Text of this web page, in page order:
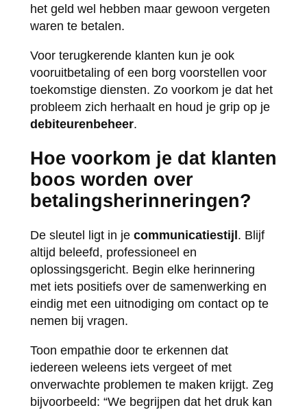
het geld wel hebben maar gewoon vergeten
waren te betalen.
Voor terugkerende klanten kun je ook
vooruitbetaling of een borg voorstellen voor
toekomstige diensten. Zo voorkom je dat het
probleem zich herhaalt en houd je grip op je
debiteurenbeheer.
Hoe voorkom je dat klanten
boos worden over
betalingsherinneringen?
De sleutel ligt in je communicatiestijl . Blijf
altijd beleefd, professioneel en
oplossingsgericht. Begin elke herinnering
met iets positiefs over de samenwerking en
eindig met een uitnodiging om contact op te
nemen bij vragen.
Toon empathie door te erkennen dat
iedereen weleens iets vergeet of met
onverwachte problemen te maken krijgt. Zeg
bijvoorbeeld: “We begrijpen dat het druk kan